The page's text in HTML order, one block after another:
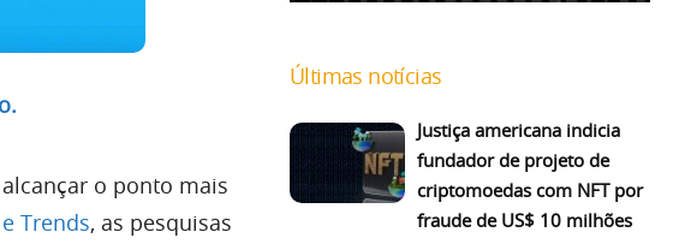
o ponto mais
Trends, as pesquisas
Últimas notícias
Justiça americana indicia
fundador de projeto de
criptomoedas com NFT por
fraude de US$ 10 milhões